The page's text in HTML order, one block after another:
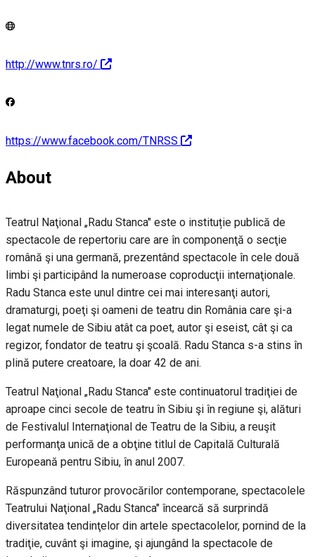
http://www.tnrs.ro/
https://www.facebook.com/TNRSS
About
Teatrul Naţional „Radu Stanca" este o instituție publică de
spectacole de repertoriu care are în componenţă o secţie
română şi una germană, prezentând spectacole în cele două
limbi şi participând la numeroase coproducţii internaţionale.
Radu Stanca este unul dintre cei mai interesanţi autori,
dramaturgi, poeţi şi oameni de teatru din România care şi-a
legat numele de Sibiu atât ca poet, autor şi eseist, cât şi ca
regizor, fondator de teatru şi şcoală. Radu Stanca s-a stins în
plină putere creatoare, la doar 42 de ani.
Teatrul Naţional „Radu Stanca" este continuatorul tradiţiei de
aproape cinci secole de teatru în Sibiu şi în regiune şi, alături
de Festivalul Internaţional de Teatru de la Sibiu, a reuşit
performanţa unică de a obţine titlul de Capitală Culturală
Europeană pentru Sibiu, în anul 2007.
Răspunzând tuturor provocărilor contemporane, spectacolele
Teatrului Naţional „Radu Stanca" încearcă să surprindă
diversitatea tendinţelor din artele spectacolelor, pornind de la
tradiţie, cuvânt şi imagine, şi ajungând la spectacole de